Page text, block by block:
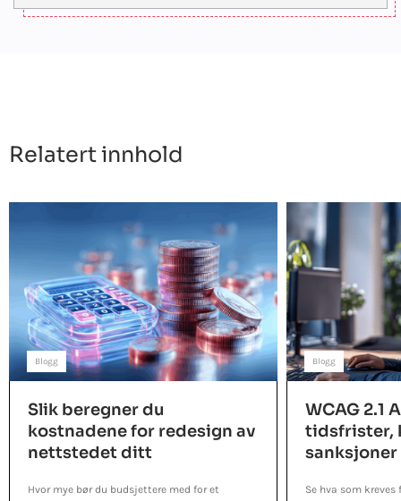
Relatert innhold
Blogg
Slik beregner du
kostnadene for redesign av
nettstedet ditt
Hvor mye bør du budsjettere med for et
Blogg
WCAG 2.1
tidsfrister,
sanksjoner
Se hva som